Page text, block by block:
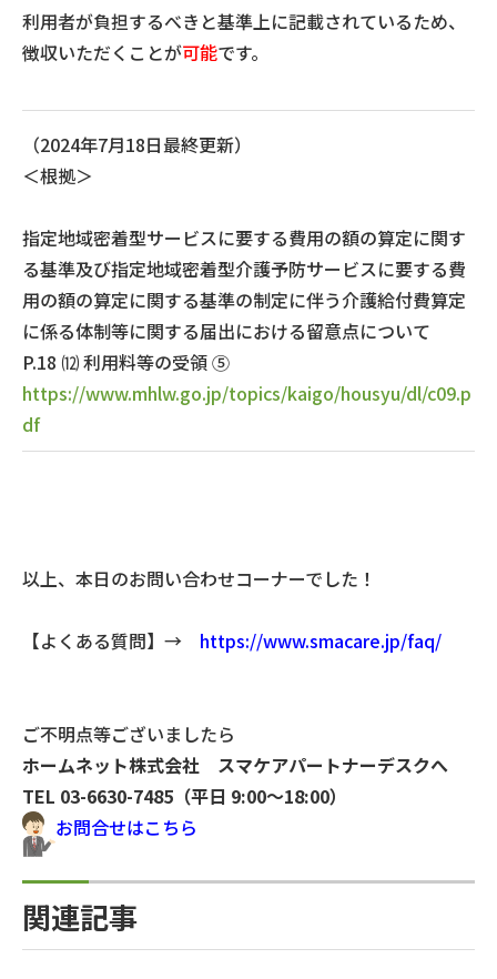
利用者が負担するべきと基準上に記載されているため、
徴収いただくことが可能です。
（2024年7月18日最終更新）
＜根拠＞
指定地域密着型サービスに要する費用の額の算定に関す
る基準及び指定地域密着型介護予防サービスに要する費
用の額の算定に関する基準の制定に伴う介護給付費算定
に係る体制等に関する届出における留意点について
P.18 ⑿ 利用料等の受領 ⑤
https://www.mhlw.go.jp/topics/kaigo/housyu/dl/c09.p
df
以上、本日のお問い合わせコーナーでした！
【よくある質問】→ https://www.smacare.jp/faq/
ご不明点等ございましたら
ホームネット株式会社 スマケアパートナーデスクへ
TEL 03-6630-7485（平日 9:00〜18:00）
お問合せはこちら
関連記事